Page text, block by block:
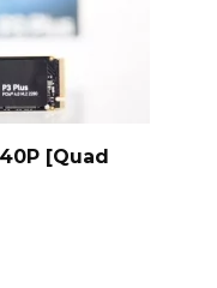
[Quad